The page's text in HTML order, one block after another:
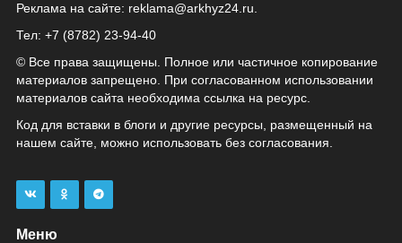
Реклама на сайте: reklama@arkhyz24.ru
Тел: +7 (8782) 23‑94‑40
© Все права защищены. Полное или частичное копирование
материалов запрещено. При согласованном использовании
материалов сайта необходима ссылка на ресурс.
Код для вставки в блоги и другие ресурсы, размещенный на
нашем сайте, можно использовать без согласования.
Меню